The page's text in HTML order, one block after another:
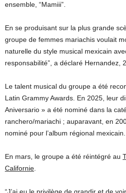
ensemble, “Mamiii”.
En se produisant sur la plus grande
groupe de femmes mariachis voulait
naturelle du style musical mexicain
responsabilité”, a déclaré Hernandez,
Le talent musical du groupe a été
Latin Grammy Awards. En 2025, leur
Aniversario » a été nominé dans la
ranchero/mariachi ; auparavant, en
nominé pour l’album régional mexicain.
En mars, le groupe a été réintégré au
Californie